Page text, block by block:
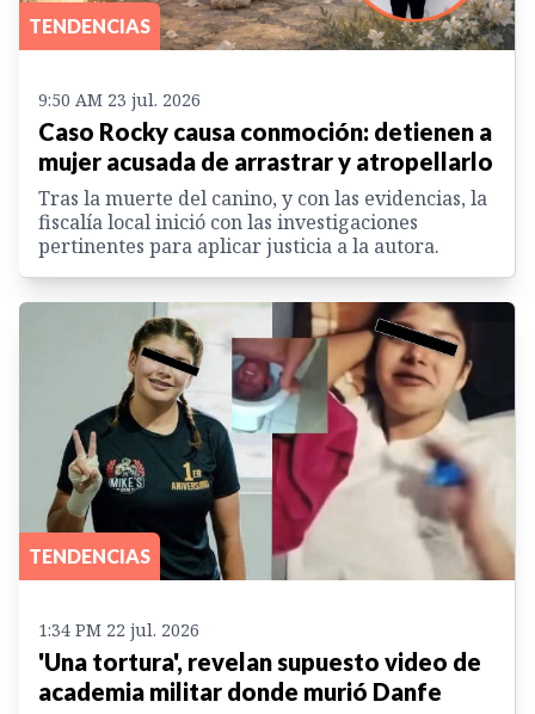
TENDENCIAS
9:50 AM 23 jul. 2026
Caso Rocky causa conmoción: detienen a
mujer acusada de arrastrar y atropellarlo
Tras la muerte del canino, y con las evidencias, la
fiscalía local inició con las investigaciones
pertinentes para aplicar justicia a la autora.
TENDENCIAS
1:34 PM 22 jul. 2026
'Una tortura', revelan supuesto video de
academia militar donde murió Danfe